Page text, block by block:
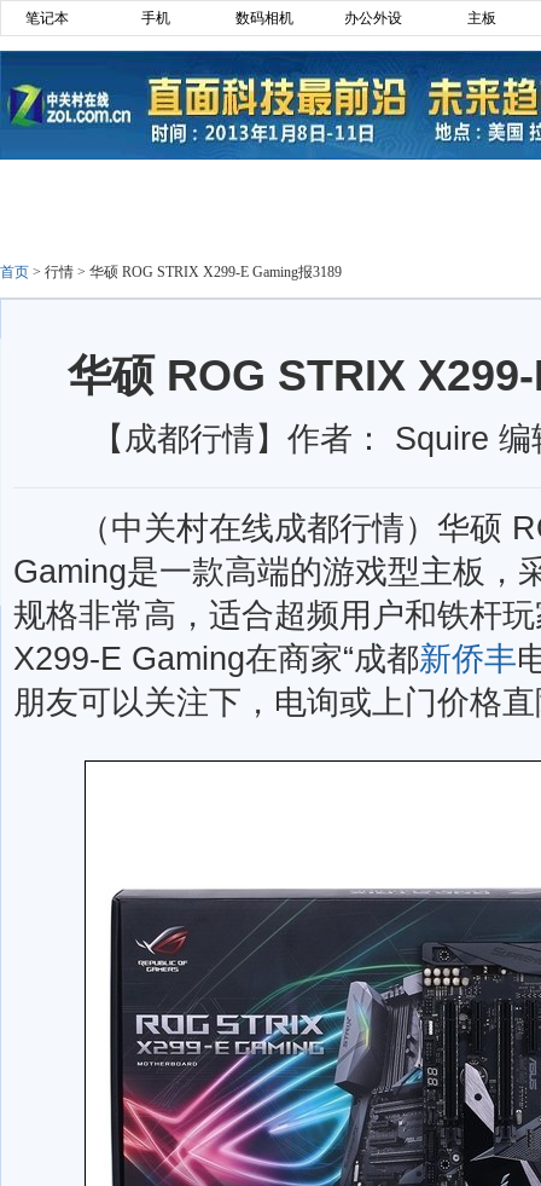
笔记本 手机 数码相机 办公外设 主板
首页 > 行情 > 华硕 ROG STRIX X299-E Gaming报3189
华硕 ROG STRIX
【成都行情】作者： Squire
（中关村在线成都行情）华硕
Gaming是一款高端的游戏型主板，
规格非常高，适合超频用户和铁杆
X299-E Gaming在商家“成都新侨丰
朋友可以关注下，电询或上门价格